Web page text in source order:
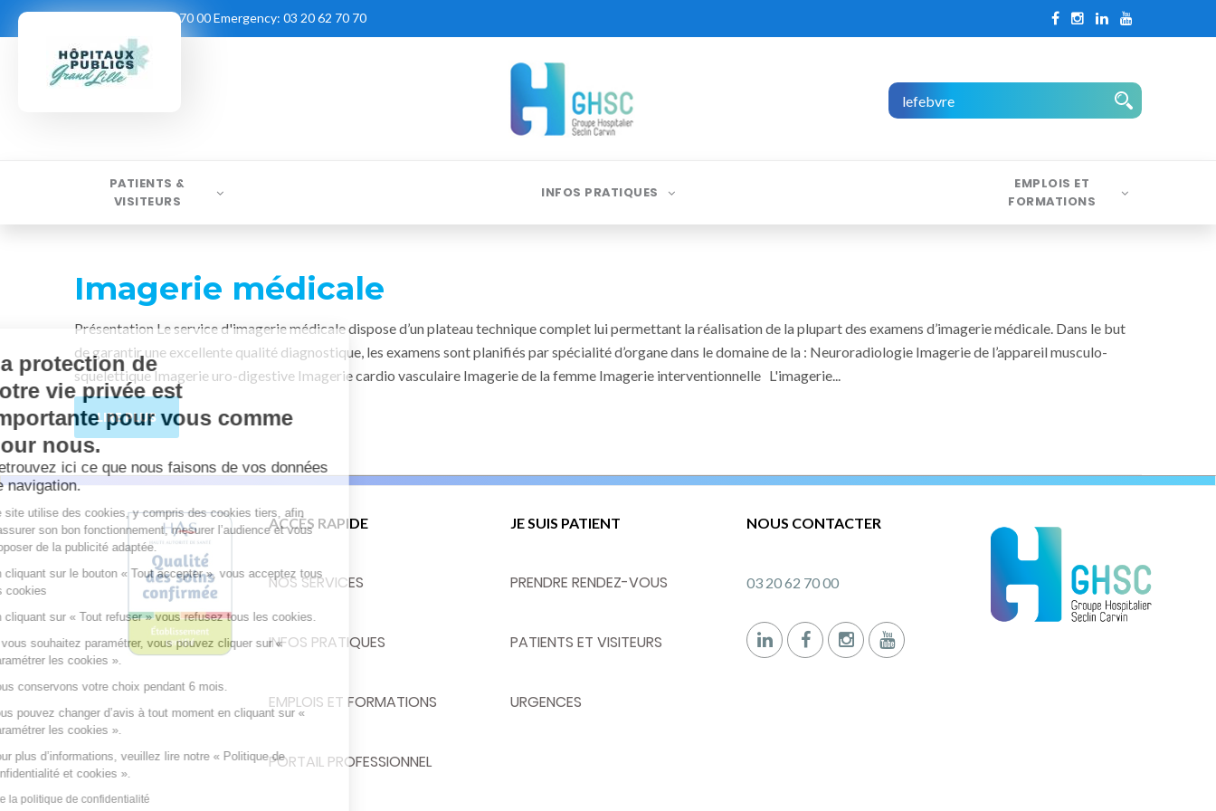
03 20 62 70 00Emergency: 03 20 62 70 70
PATIENTS &
VISITEURS
INFOS PRATIQUES
EMPLOIS ET
FORMATIONS
Imagerie médicale
Présentation Le service d'imagerie médicale dispose d’un plateau technique complet lui permettant la réalisation de la plupart des examens d’imagerie médicale. Dans le but
de garantir une excellente qualité diagnostique, les examens sont planifiés par spécialité d’organe dans le domaine de la : Neuroradiologie Imagerie de l’appareil musculo-
squelettique Imagerie uro-digestive Imagerie cardio vasculaire Imagerie de la femme Imagerie interventionnelle L'imagerie...
LIRE PLUS
ACCÈS RAPIDE
NOS SERVICES
INFOS PRATIQUES
EMPLOIS ET FORMATIONS
PORTAIL PROFESSIONNEL
JE SUIS PATIENT
PRENDRE RENDEZ-VOUS
PATIENTS ET VISITEURS
URGENCES
NOUS CONTACTER
03 20 62 70 00
La protection de
votre vie privée est
importante pour
vous comme pour nous.
Retrouvez ici ce que nous faisons de vos données
de navigation.
Ce site utilise des cookies, y compris des cookies tiers, afin
d’assurer son bon fonctionnement, mesurer l’audience et vous
proposer de la publicité adaptée.
En cliquant sur le bouton « Tout accepter », vous acceptez tous
les cookies
En cliquant sur « Tout refuser » vous refusez tous les cookies.
Si vous souhaitez paramétrer, vous pouvez cliquer sur «
Paramétrer les cookies ».
Nous conservons votre choix pendant 6 mois.
Vous pouvez changer d’avis à tout moment en cliquant sur «
Paramétrer les cookies ».
Pour plus d’informations, veuillez lire notre « Politique de
confidentialité et cookies ».
Lire la politique de confidentialité